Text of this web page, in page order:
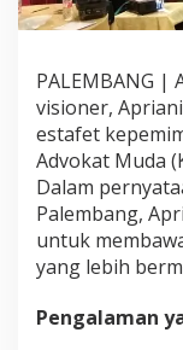
PALEMBANG |
visioner,
estafet
Advokat Muda
Dalam
Palembang,
untuk
yang lebih
Pengalaman